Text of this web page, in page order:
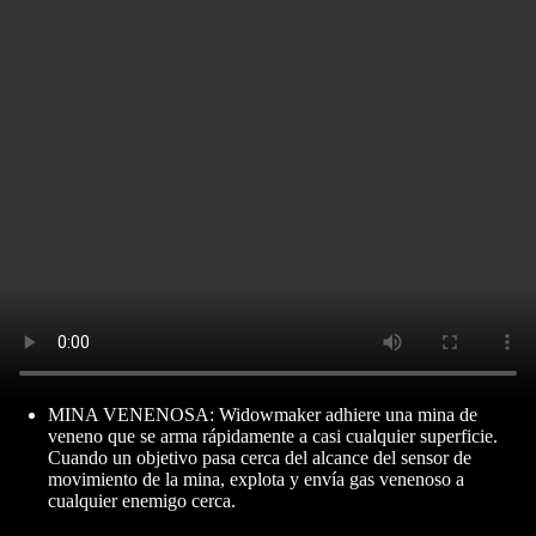
MINA VENENOSA: Widowmaker adhiere una mina de
veneno que se arma rápidamente a casi cualquier superficie.
Cuando un objetivo pasa cerca del alcance del sensor de
movimiento de la mina, explota y envía gas venenoso a
cualquier enemigo cerca.